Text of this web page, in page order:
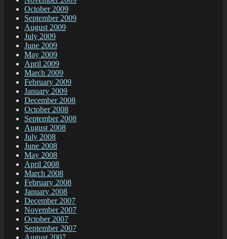
October 2009
September 2009
August 2009
July 2009
June 2009
May 2009
April 2009
March 2009
February 2009
January 2009
December 2008
October 2008
September 2008
August 2008
July 2008
June 2008
May 2008
April 2008
March 2008
February 2008
January 2008
December 2007
November 2007
October 2007
September 2007